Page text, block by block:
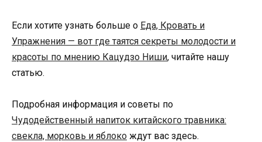
Если хотите узнать больше о Еда, Кровать и
Упражнения — вот где таятся секреты молодости и
красоты по мнению Кацудзо Ниши, читайте нашу
статью.
Подробная информация и советы по
Чудодейственный напиток китайского травника:
свекла, морковь и яблоко ждут вас здесь.